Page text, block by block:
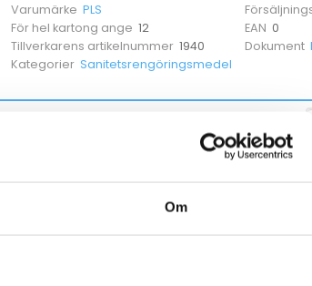
Om
Varumärke PLS
För hel kartong ange 12 EAN 0
Tillverkarens artikelnummer 1940 Dokument
Kategorier Sanitetsrengöringsmedel